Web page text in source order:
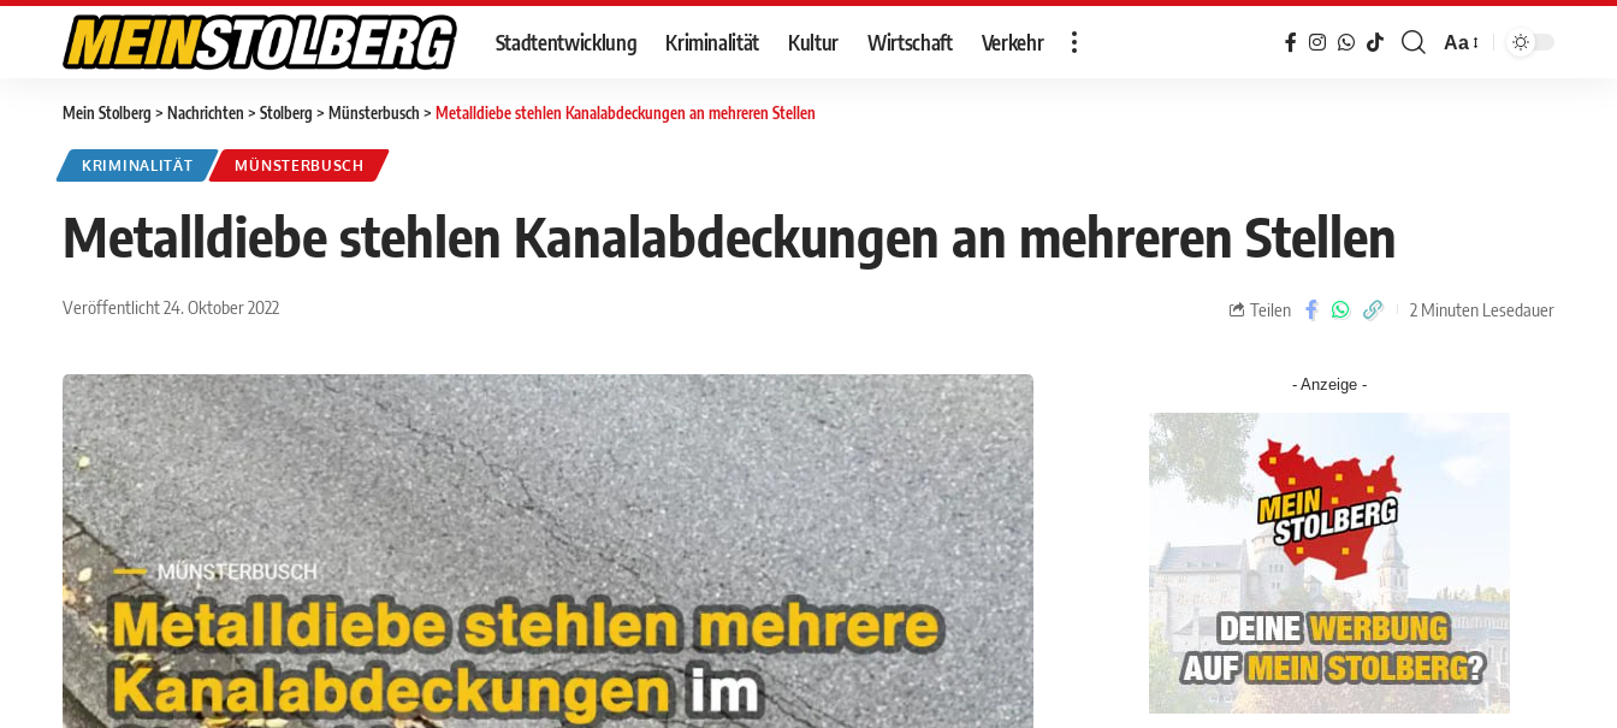
Stadtentwicklung Kriminalität Kultur Wirtschaft Verkehr Aa
Mein Stolberg > Nachrichten > Stolberg > Münsterbusch > Metalldiebe stehlen Kanalabdeckungen an mehreren Stellen
KRIMINALITÄT MÜNSTERBUSCH
Metalldiebe stehlen Kanalabdeckungen an mehreren Stellen
Veröffentlicht 24. Oktober 2022 Teilen 2 Minuten Lesedauer
- Anzeige -